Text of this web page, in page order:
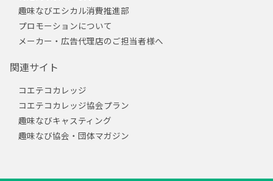
趣味なびエシカル消費推進部
プロモーションについて
メーカー・広告代理店のご担当者様へ
関連サイト
コエテコカレッジ
コエテコカレッジ協会プラン
趣味なびキャスティング
趣味なび協会・団体マガジン